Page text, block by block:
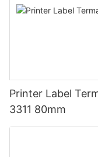
Printer Label
3311 80mm